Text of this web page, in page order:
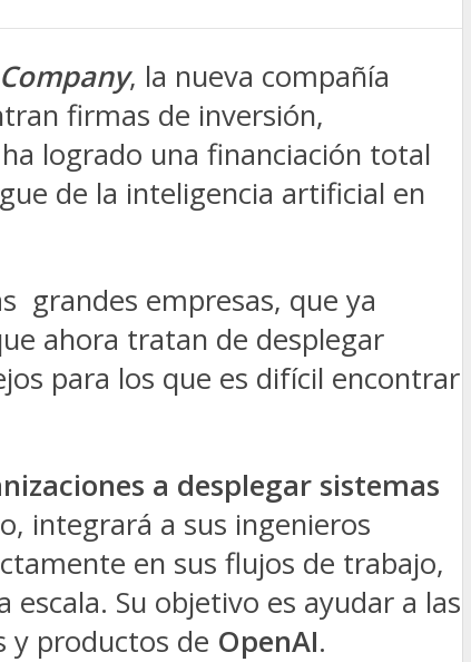
, la nueva compañía
firmas de inversión,
logrado una financiación total
de la inteligencia artificial en
grandes empresas, que ya
ahora tratan de desplegar
para los que es difícil encontrar
a desplegar sistemas
integrará a sus ingenieros
en sus flujos de trabajo,
Su objetivo es ayudar a las
y productos de OpenAI.